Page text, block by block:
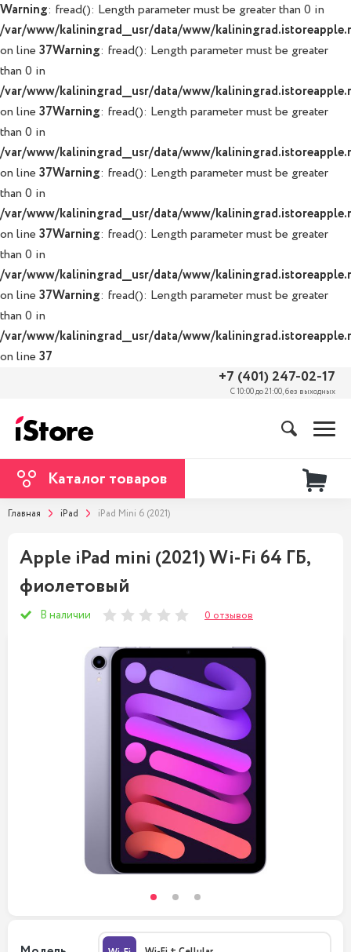
Warning: fread(): Length parameter must be greater than 0 in
/var/www/kaliningrad__usr/data/www/
on line 37Warning: fread(): Length parameter must be greater
than 0 in
/var/www/kaliningrad__usr/data/www/
on line 37Warning: fread(): Length parameter must be greater
than 0 in
/var/www/kaliningrad__usr/data/www/
on line 37Warning: fread(): Length parameter must be greater
than 0 in
/var/www/kaliningrad__usr/data/www/
on line 37Warning: fread(): Length parameter must be greater
than 0 in
/var/www/kaliningrad__usr/data/www/
on line 37Warning: fread(): Length parameter must be greater
than 0 in
/var/www/kaliningrad__usr/data/www/
on line 37
+7 (401) 247-02-17
С 10:00 до 21:00, без выходных
Каталог товаров
Главная iPad iPad Mini 6 (2021)
Apple iPad mini (2021) Wi-Fi 64 ГБ,
фиолетовый
В наличии 0 отзывов